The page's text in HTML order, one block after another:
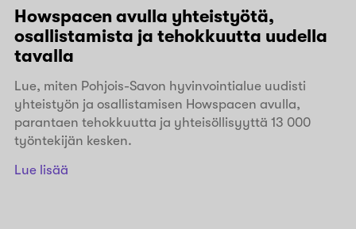
Howspacen avulla yhteistyötä,
osallistamista ja tehokkuutta uudella
tavalla
Lue, miten Pohjois-Savon hyvinvointialue uudisti
yhteistyön ja osallistamisen Howspacen avulla,
parantaen tehokkuutta ja yhteisöllisyyttä 13 000
työntekijän kesken.
Lue lisää